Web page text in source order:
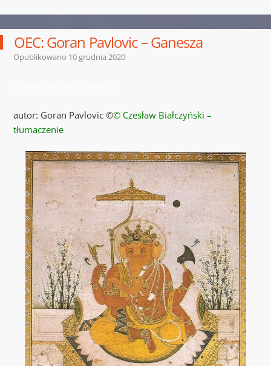
OEC: Goran Pavlovic – Ganesza
Opublikowano 10 grudnia 2020
autor: Goran Pavlovic ©© Czesław Białczyński –
tłumaczenie